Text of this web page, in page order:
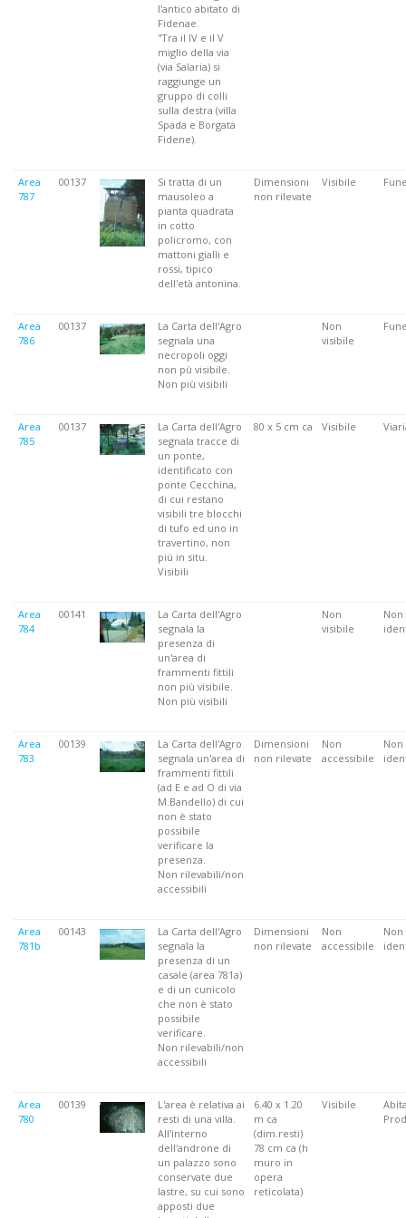
l'antico abitato di
Fidenae.
"Tra il IV e il V
miglio della via
(via Salaria) si
raggiunge un
gruppo di colli
sulla destra (villa
Spada e Borgata
Fidene).
Area
787
00137
Si tratta di un
mausoleo a
pianta quadrata
in cotto
policromo, con
mattoni gialli e
rossi, tipico
dell'età antonina.
Dimensioni
non rilevate
Visibile
Area
786
00137
La Carta dell'Agro
segnala una
necropoli oggi
non pù visibile.
Non più visibili
Non
visibile
Area
785
00137
La Carta dell'Agro
segnala tracce di
un ponte,
identificato con
ponte Cecchina,
di cui restano
visibili tre blocchi
di tufo ed uno in
travertino, non
più in situ.
Visibili
80 x 5 cm ca Visibile
Area
784
00141
La Carta dell'Agro
segnala la
presenza di
un'area di
frammenti fittili
non più visibile.
Non più visibili
Non
visibile
Non
Area
783
00139
La Carta dell'Agro
segnala un'area di
frammenti fittili
(ad E e ad O di via
M.Bandello) di cui
non è stato
possibile
verificare la
presenza.
Non rilevabili/non
accessibili
Dimensioni
non rilevate
Non
accessibile
Non
Area
781b
00143
La Carta dell'Agro
segnala la
presenza di un
casale (area 781a)
e di un cunicolo
che non è stato
possibile
verificare.
Non rilevabili/non
accessibili
Dimensioni
non rilevate
Non
accessibile
Non
Area
780
00139
L'area è relativa ai
resti di una villa.
All'interno
dell'androne di
un palazzo sono
conservate due
lastre, su cui sono
apposti due
6.40 x 1.20
m ca
(dim.resti)
78 cm ca (h
muro in
opera
reticolata)
Visibile